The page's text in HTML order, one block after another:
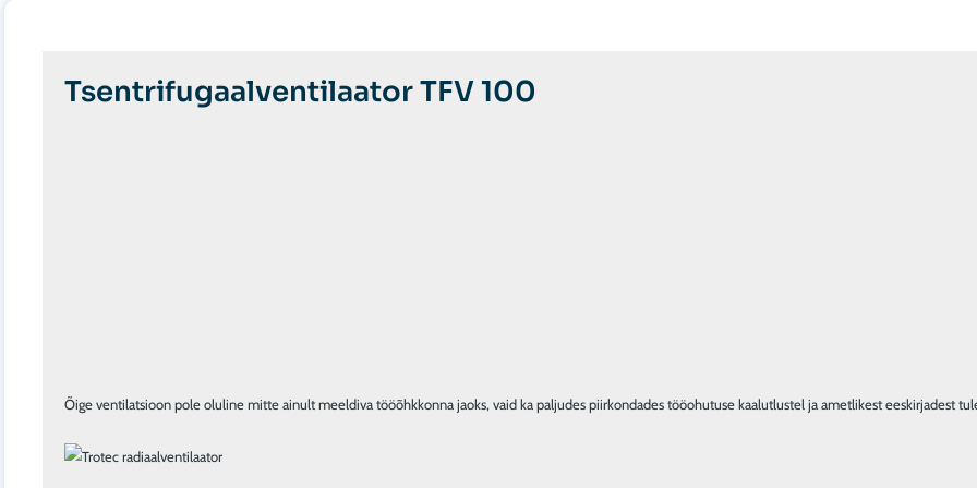
Tsentrifugaalventilaator TFV 100
Õige ventilatsioon pole oluline mitte ainult meeldiva tööõhkkonna jaoks, vaid ka paljudes piirkondades tööohutuse kaalutlustel ja ametlikest eeskirjadest